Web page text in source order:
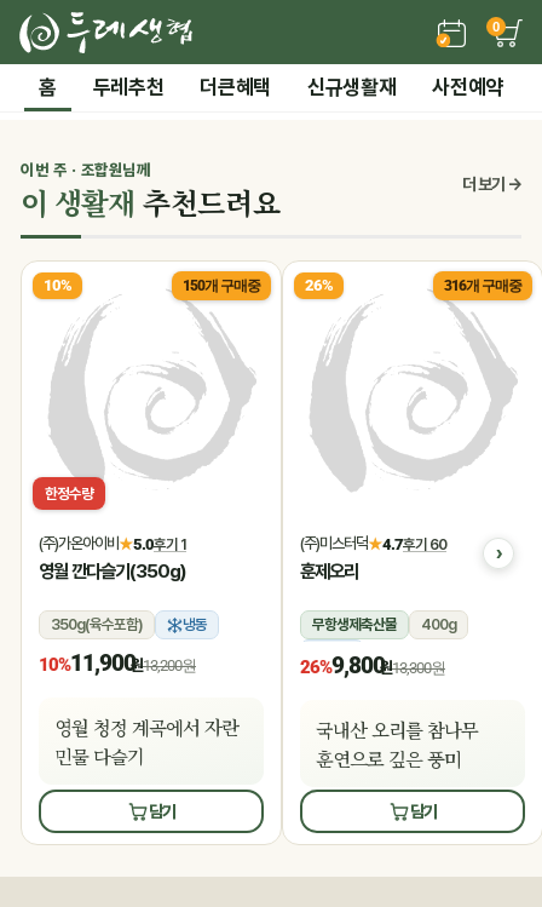
0
홈 두레추천 더큰혜택 신규생활재 사전예약
시즌기획
말복 더위까지! 끝장 보양 특가
든든한 간편 보양식 →
‹
2 / 7 전체 보기
0
이번 주 · 조합원님께
이 생활재 추천드려요 더 보기 →
10% 150개 구매중
한정수량
(주)가온아이비 ★5.0후기 1
영월 깐다슬기(350g)
350g(육수포함) 냉동
10%11,900원13,200원
영월 청정 계곡에서 자란
민물 다슬기
담기
26% 316개 구매중
(주)미스터덕★4.7후기 60
훈제오리
무항생제축산물
400g
냉동
26%9,800원13,300원
국내산 오리를 참나무
훈연으로 깊은 풍미
담기